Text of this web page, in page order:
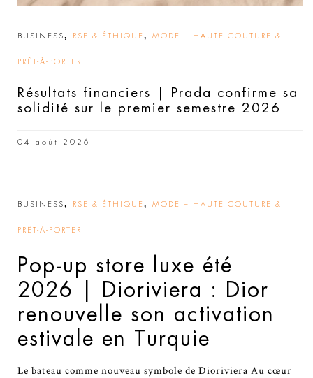
BUSINESS, RSE & ÉTHIQUE , MODE – HAUTE COUTURE &
PRÊT-À-PORTER
Résultats financiers | Prada confirme sa
solidité sur le premier semestre 2026
04 août 2026
BUSINESS, RSE & ÉTHIQUE , MODE – HAUTE COUTURE &
PRÊT-À-PORTER
Pop-up store luxe été
2026 | Dioriviera : Dior
renouvelle son activation
estivale en Turquie
Le bateau comme nouveau symbole de Dioriviera Au cœur